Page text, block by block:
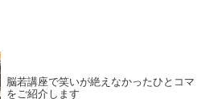
脳若講座で笑いが絶えなかったひとコマ
をご紹介します